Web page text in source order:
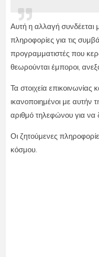
Αυτή η αλλαγή συνδέεται
πληροφορίες για τις
προγραμματιστές που
θεωρούνται έμποροι,
Τα στοιχεία
ικανοποιημένοι με αυτήν
αριθμό τηλεφώνου για να
Οι ζητούμενες
κόσμου.